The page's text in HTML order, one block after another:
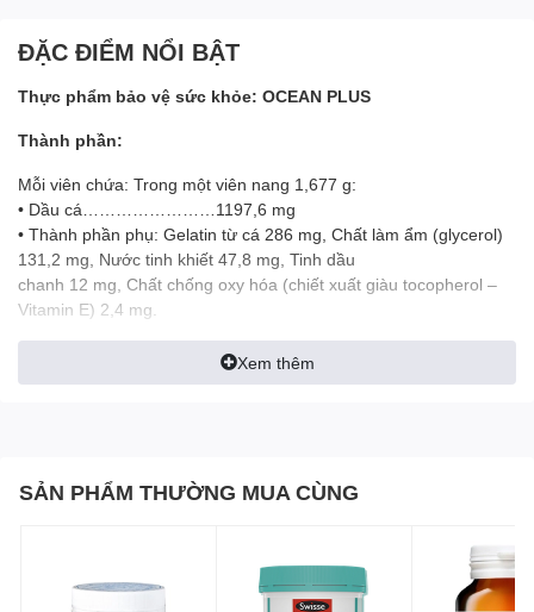
ĐẶC ĐIỂM NỔI BẬT
Thực phẩm bảo vệ sức khỏe: OCEAN PLUS
Thành phần:
Mỗi viên chứa: Trong một viên nang 1,677 g:
• Dầu cá……………………1197,6 mg
• Thành phần phụ: Gelatin từ cá 286 mg, Chất làm ẩm (glycerol)
131,2 mg, Nước tinh khiết 47,8 mg, Tinh dầu
chanh 12 mg, Chất chống oxy hóa (chiết xuất giàu tocopherol –
Vitamin E) 2,4 mg.
Đối tượng sử dụng:
Xem thêm
SẢN PHẨM THƯỜNG MUA CÙNG